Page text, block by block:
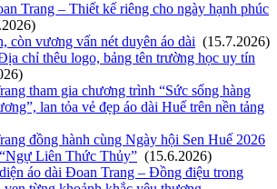
Trang – Thiết kế riêng cho ngày hạnh phúc
còn vương vấn nét duyên áo dài (15.7.2026)
chỉ thêu logo, bảng tên trường học uy tín
tham gia chương trình “Sức sống hàng
lan tỏa vẻ đẹp áo dài Huế trên nền tảng
đồng hành cùng Ngày hội Sen Huế 2026
Liên Thức Thủy” (15.6.2026)
áo dài Đoan Trang – Đồng điệu trong